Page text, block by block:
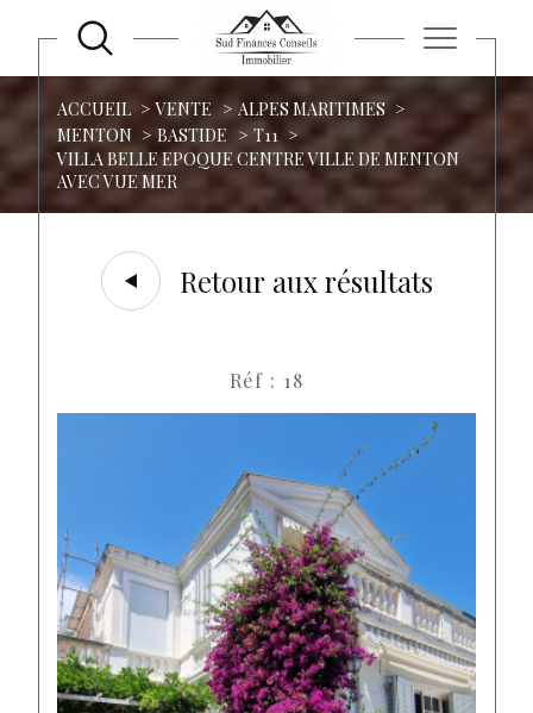
ACCUEIL VENTE
ALPES MARITIMES
MENTON
BASTIDE
T11
VILLA BELLE EPOQUE CENTRE VILLE DE MENTON
AVEC VUE MER
Retour aux résultats
Réf : 18